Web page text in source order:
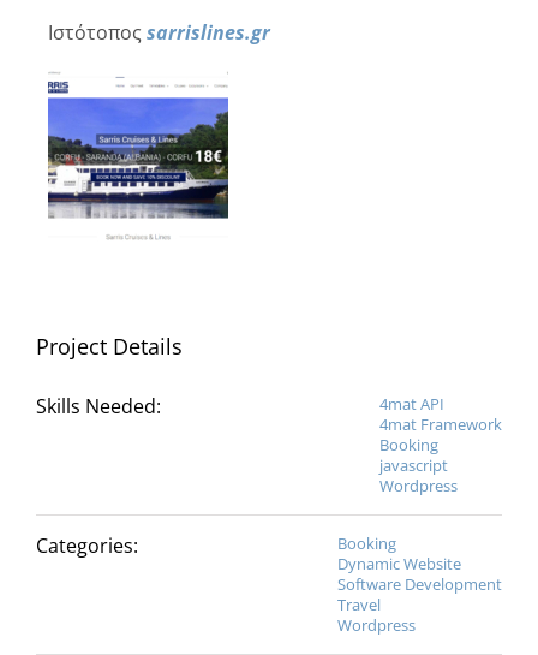
Ιστότοπος sarrislines.gr
Project Details
Skills Needed:
4mat API
4mat Framework
Booking
javascript
Wordpress
Categories:
Booking
Dynamic Website
Software Development
Travel
Wordpress